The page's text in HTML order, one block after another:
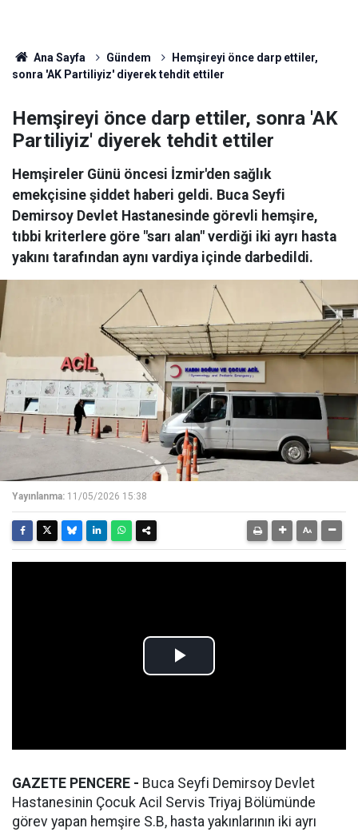
Ana Sayfa Gündem
Hemşireyi önce darp ettiler,
sonra 'AK Partiliyiz' diyerek tehdit ettiler
Hemşireyi önce darp ettiler, sonra 'AK
Partiliyiz' diyerek tehdit ettiler
Hemşireler Günü öncesi İzmir'den sağlık
emekçisine şiddet haberi geldi. Buca Seyfi
Demirsoy Devlet Hastanesinde görevli hemşire,
tıbbi kriterlere göre "sarı alan" verdiği iki ayrı hasta
yakını tarafından aynı vardiya içinde darbedildi.
Yayınlanma: 11/05/2026 15:38
GAZETE PENCERE - Buca Seyfi Demirsoy Devlet
Hastanesinin Çocuk Acil Servis Triyaj Bölümünde
görev yapan hemşire S.B, hasta yakınlarının iki ayrı